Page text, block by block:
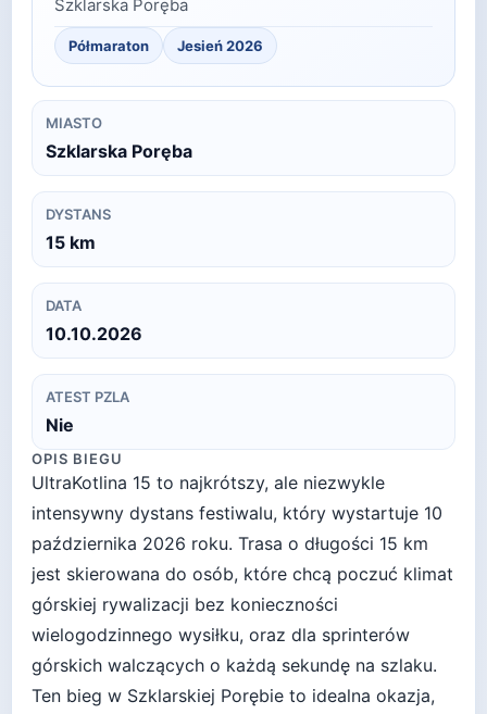
Szklarska Poręba
Półmaraton Jesień 2026
MIASTO
Szklarska Poręba
DYSTANS
15 km
DATA
10.10.2026
ATEST PZLA
Nie
OPIS BIEGU
UltraKotlina 15 to najkrótszy, ale niezwykle
intensywny dystans festiwalu, który wystartuje 10
października 2026 roku. Trasa o długości 15 km
jest skierowana do osób, które chcą poczuć klimat
górskiej rywalizacji bez konieczności
wielogodzinnego wysiłku, oraz dla sprinterów
górskich walczących o każdą sekundę na szlaku.
Ten bieg w Szklarskiej Porębie to idealna okazja,